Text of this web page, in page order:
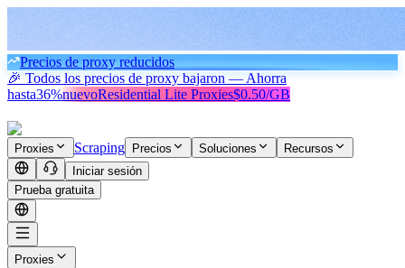
Precios de proxy reducidos
🎉 Todos los precios de proxy bajaron — Ahorra
hasta36%nuevoResidential Lite Proxies$0.50/GB
Proxies Scraping Precios Soluciones
Recursos
Iniciar sesión
Prueba gratuita
Proxies